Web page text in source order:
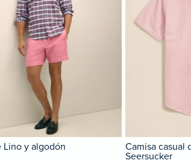
Lino y algodón
Camisa casual
Seersucker